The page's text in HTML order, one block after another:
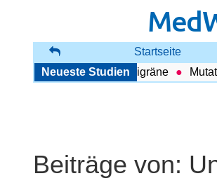
Startseite
Neueste Studien
COPD und Migräne
Beiträge von: